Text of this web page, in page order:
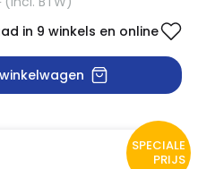
in 9 winkels en online
SPECIALE
PRIJS